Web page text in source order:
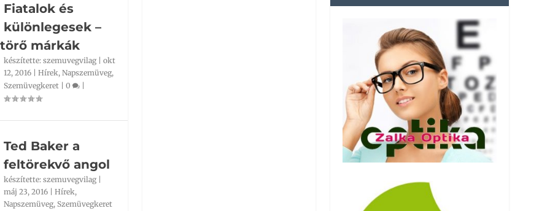
Fiatalok és
különlegesek –
márkák
készítette: szemuvegvilag| okt
12, 2016| Hírek, Napszemüveg,
Szemüvegkeret| 0 |
Ted Baker a
feltörekvő angol
készítette: szemuvegvilag|
máj 23, 2016| Hírek,
Napszemüveg, Szemüvegkeret